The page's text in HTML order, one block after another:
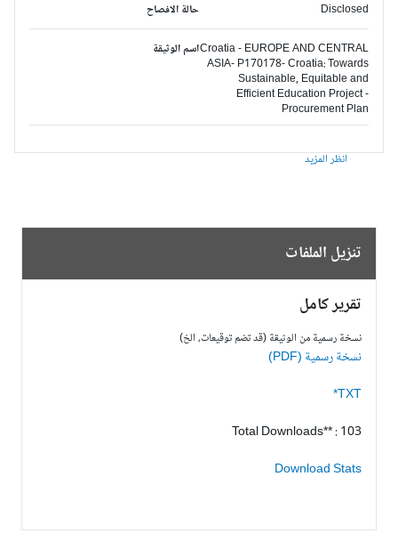
حالة الافصاح Disclosed
اسم الوثيقةCroatia - EUROPE AND CENTRAL
ASIA- P170178- Croatia: Towards
Sustainable, Equitable and
Efficient Education Project -
Procurement Plan
انظر المزيد
تنزيل الملفات
تقرير كامل
نسخة رسمية من الوثيقة (قد تضم توقيعات، الخ)
نسخة رسمية (PDF)
TXT*
Total Downloads** : 103
Download Stats